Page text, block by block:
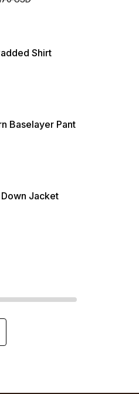
Shirt
Baselayer Pant
Jacket